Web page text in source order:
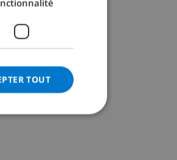
CATALAN
DANISH
TOUT